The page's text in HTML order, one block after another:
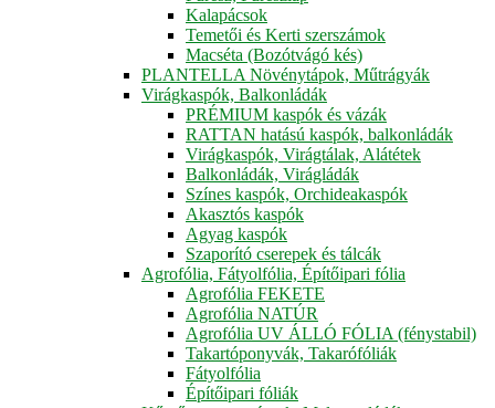
Kalapácsok
Temetői és Kerti szerszámok
Macséta (Bozótvágó kés)
PLANTELLA Növénytápok, Műtrágyák
Virágkaspók, Balkonládák
PRÉMIUM kaspók és vázák
RATTAN hatású kaspók, balkonládák
Virágkaspók, Virágtálak, Alátétek
Balkonládák, Virágládák
Színes kaspók, Orchideakaspók
Akasztós kaspók
Agyag kaspók
Szaporító cserepek és tálcák
Agrofólia, Fátyolfólia, Építőipari fólia
Agrofólia FEKETE
Agrofólia NATÚR
Agrofólia UV ÁLLÓ FÓLIA (fénystabil)
Takartóponyvák, Takarófóliák
Fátyolfólia
Építőipari fóliák